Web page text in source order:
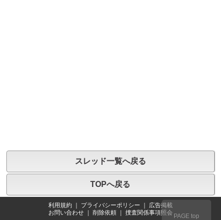
スレッド一覧へ戻る
TOPへ戻る
利用規約 ｜ プライバシーポリシー ｜ 広告掲載
お問い合わせ ｜ 削除依頼 ｜ 捜査関係事項照会
PAGE top